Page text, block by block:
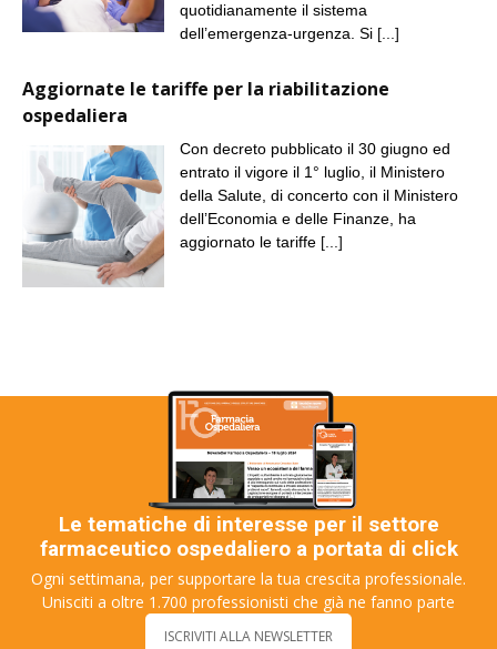
quotidianamente il sistema
dell’emergenza-urgenza. Si [...]
Aggiornate le tariffe per la riabilitazione
ospedaliera
Con decreto pubblicato il 30 giugno ed
entrato il vigore il 1° luglio, il Ministero
della Salute, di concerto con il Ministero
dell’Economia e delle Finanze, ha
aggiornato le tariffe [...]
Le tematiche di interesse per il settore
farmaceutico ospedaliero a portata di click
Ogni settimana, per supportare la tua crescita professionale.
Unisciti a oltre 1.700 professionisti che già ne fanno parte
ISCRIVITI ALLA NEWSLETTER